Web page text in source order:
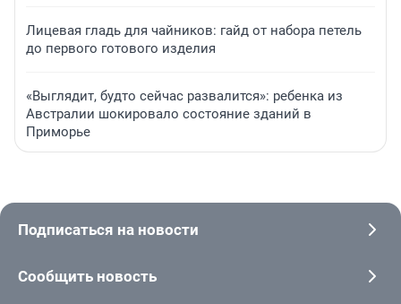
Лицевая гладь для чайников: гайд от набора петель
до первого готового изделия
«Выглядит, будто сейчас развалится»: ребенка из
Австралии шокировало состояние зданий в
Приморье
Подписаться на новости
Сообщить новость